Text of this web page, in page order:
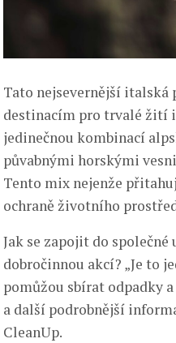
Tato nejsevernější italská
destinacím pro trvalé žití i
jedinečnou kombinací
půvabnými horskými
Tento mix nejenže
ochraně životního
Jak se zapojit do
dobročinnou akcí? „Je to
pomůžou sbírat odpadky
a další podrobnější
CleanUp.